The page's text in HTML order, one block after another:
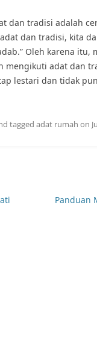
dan tradisi adalah
dan tradisi, kita
Oleh karena itu,
mengikuti adat dan
lestari dan tidak
tagged adat rumah on
Panduan